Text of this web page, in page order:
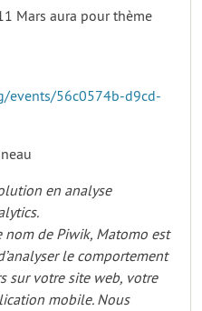
Mars aura pour thème
events/56c0574b-d9cd-
en analyse
de Piwik, Matomo est
le comportement
sur votre site web, votre
mobile. Nous